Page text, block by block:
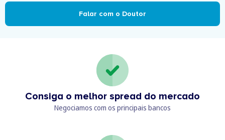
Falar com o Doutor
Consiga o melhor spread do mercado
Negociamos com os principais bancos